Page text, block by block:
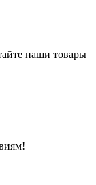
наши товары